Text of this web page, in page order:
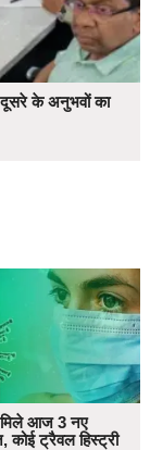
के अनुभवों का
मिले आज 3 नए
कोई ट्रैवल हिस्ट्री